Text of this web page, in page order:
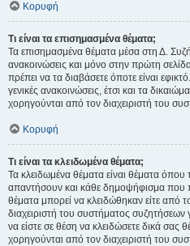
Κορυφή
Τι είναι τα επισημασμένα θέματα;
Τα επισημασμένα θέματα μέσα στη Δ.
ανακοινώσεις και μόνο στην πρώτη
πρέπει να τα διαβάσετε όποτε είναι
γενικές ανακοινώσεις, έτσι και τα
χορηγούνται από τον διαχειριστή του
Κορυφή
Τι είναι τα κλειδωμένα θέματα;
Τα κλειδωμένα θέματα είναι θέματα
απαντήσουν και κάθε δημοψήφισμα που
θέματα μπορεί να κλειδώθηκαν είτε από
διαχειριστή του συστήματος
να είστε σε θέση να κλειδώσετε δικά
χορηγούνται από τον διαχειριστή του